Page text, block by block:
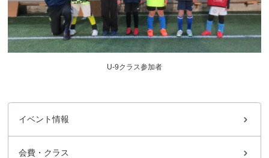
U-9クラス参加者
イベント情報
会費・クラス